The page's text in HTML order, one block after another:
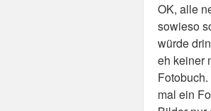
OK, alle
sowieso
würde
eh keiner
mal ein